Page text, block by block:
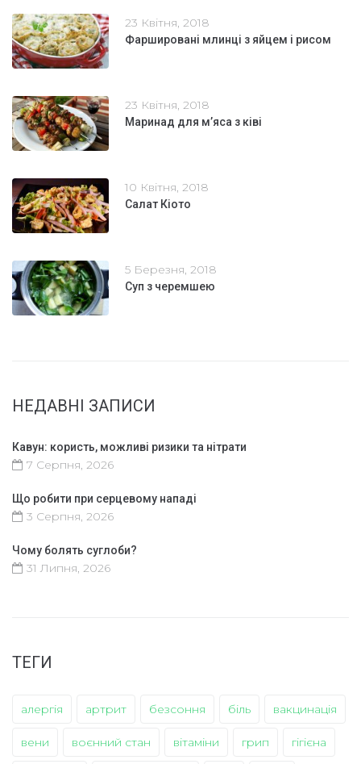
23 Квітня, 2018
Фаршировані млинці з яйцем і рисом
23 Квітня, 2018
Маринад для м’яса з ківі
10 Квітня, 2018
Салат Кіото
5 Березня, 2018
Суп з черемшею
НЕДАВНІ ЗАПИСИ
Кавун: користь, можливі ризики та нітрати
7 Серпня, 2026
Що робити при серцевому нападі
3 Серпня, 2026
Чому болять суглоби?
31 Липня, 2026
ТЕГИ
алергія артрит безсоння біль вакцинація
вени воєнний стан вітаміни грип гігієна